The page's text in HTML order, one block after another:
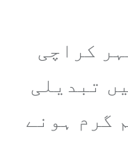
کراچی
تبدیلی
گرم ہونے